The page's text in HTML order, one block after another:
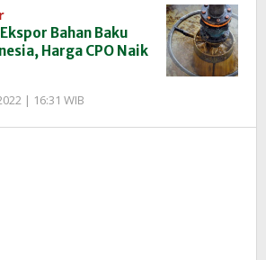
Bahan Baku
Harga CPO Naik
| 16:31 WIB
InfoSAWIT